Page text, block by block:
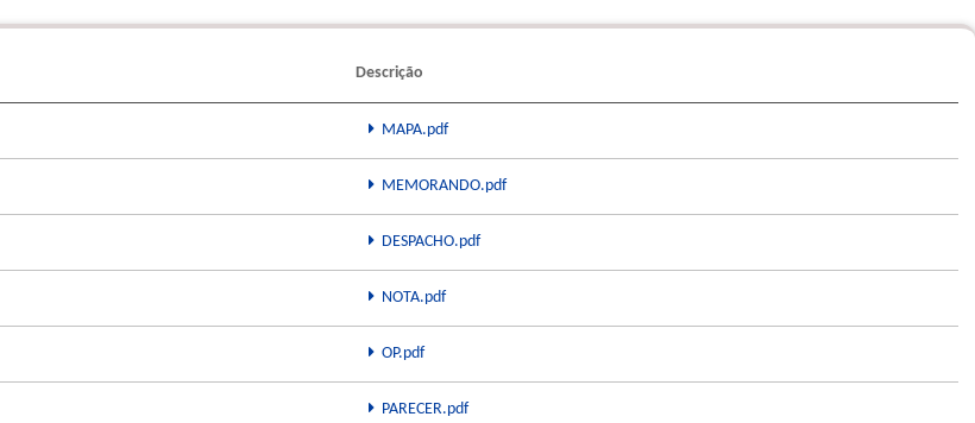
Descrição
MAPA.pdf
MEMORANDO.pdf
DESPACHO.pdf
NOTA.pdf
OP.pdf
PARECER.pdf